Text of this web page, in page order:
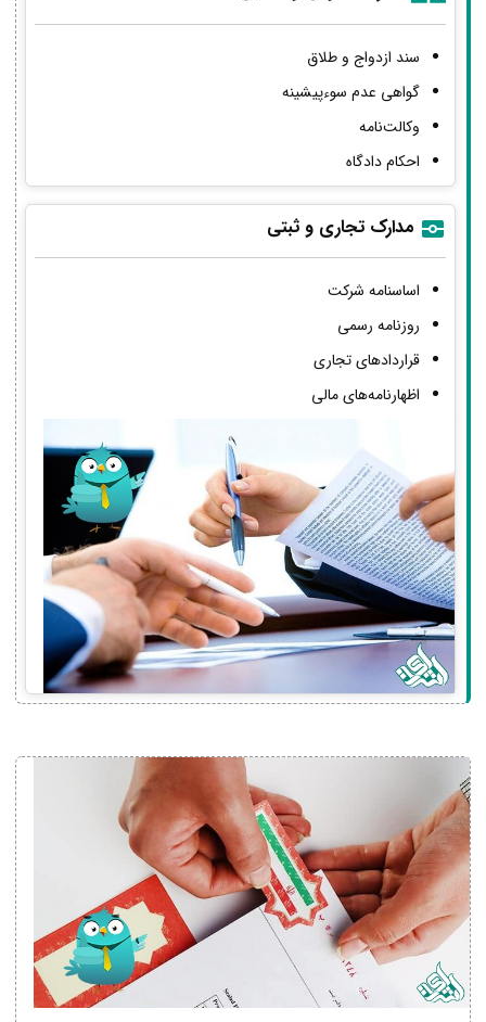
سند ازدواج و طلاق
گواهی عدم سوءپیشینه
وکالت‌نامه
احکام دادگاه
مدارک تجاری و ثبتی
اساسنامه شرکت
روزنامه رسمی
قراردادهای تجاری
اظهارنامه‌های مالی